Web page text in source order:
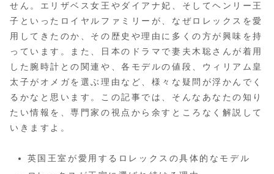
せん。エリザベス女王やダイアナ妃、そしてヘンリー王
子といったロイヤルファミリーが、なぜロレックスを愛
用してきたのか、その歴史や理由に多くの方が興味を持
っています。また、日本のドラマで妻夫木聡さんが着用
した腕時計との関連や、各モデルの値段、ウィリアム皇
太子がオメガを選ぶ理由など、様々な疑問が浮かんでく
るかなと思います。この記事では、そんなあなたの知り
たい情報を、専門家の視点から余すところなく解説して
いきますよ。
英国王室が愛用するロレックスの具体的なモデル